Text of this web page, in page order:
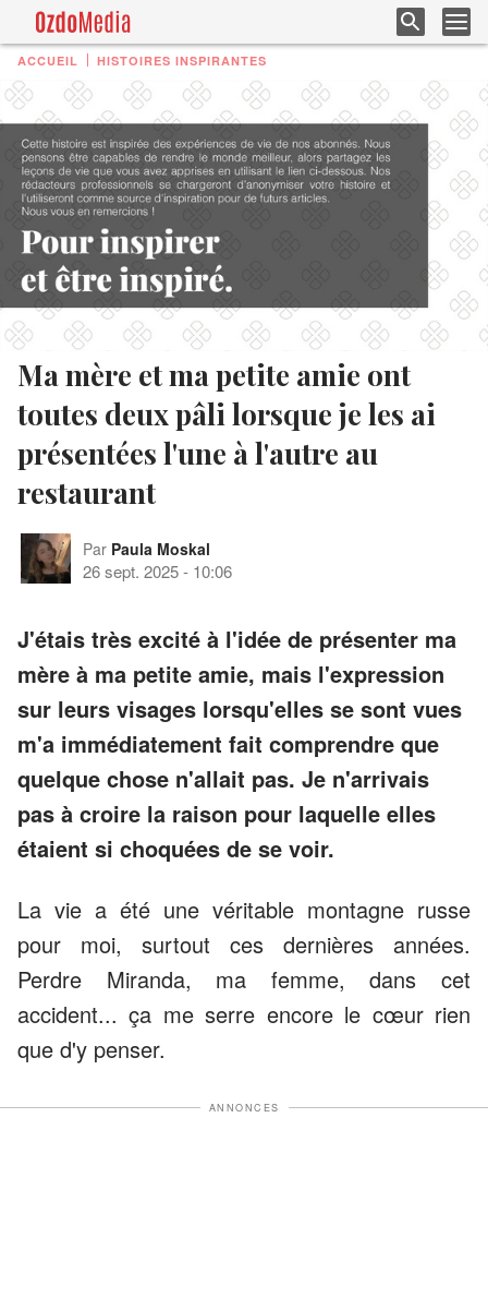
ACCUEIL HISTOIRES INSPIRANTES
Ma mère et ma petite amie ont
toutes deux pâli lorsque je les ai
présentées l'une à l'autre au
restaurant
Par Paula Moskal
26 sept. 2025- 10:06
J'étais très excité à l'idée de présenter ma
mère à ma petite amie, mais l'expression
sur leurs visages lorsqu'elles se sont vues
m'a immédiatement fait comprendre que
quelque chose n'allait pas. Je n'arrivais
pas à croire la raison pour laquelle elles
étaient si choquées de se voir.
La vie a été une véritable montagne russe
pour moi, surtout ces dernières années.
Perdre Miranda, ma femme, dans cet
accident... ça me serre encore le cœur rien
que d'y penser.
ANNONCES